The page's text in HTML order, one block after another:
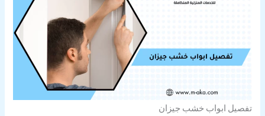
تفصيل ابواب خشب جيزان